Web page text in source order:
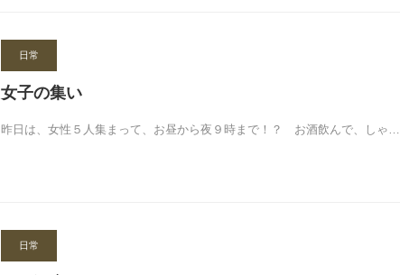
日常
女子の集い
昨日は、女性５人集まって、お昼から夜９時まで！？ お酒飲んで、しゃ…
日常